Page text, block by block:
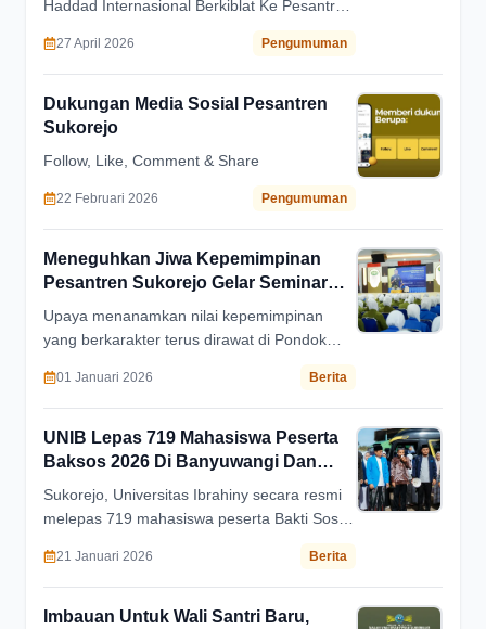
Haddad Internasional Berkiblat Ke Pesantren
27 April 2026 Pengumuman
Dukungan Media Sosial Pesantren
Sukorejo
Follow, Like, Comment & Share
22 Februari 2026 Pengumuman
Meneguhkan Jiwa Kepemimpinan
Pesantren Sukorejo Gelar Seminar
Kepemimpinan Dan Motivasi
Upaya menanamkan nilai kepemimpinan
yang berkarakter terus dirawat di Pondok
Situbondo. Pada Selasa (16/12).
01 Januari 2026 Berita
UNIB Lepas 719 Mahasiswa Peserta
Baksos 2026 Di Banyuwangi Dan
Bondowoso
Sukorejo, Universitas Ibrahiny secara resmi
melepas 719 mahasiswa peserta Bakti Sosial
mahasiswa putra dan 580 mahasiswi, pada
Rabu, 07 Januari 2026.
21 Januari 2026 Berita
Imbauan Untuk Wali Santri Baru,